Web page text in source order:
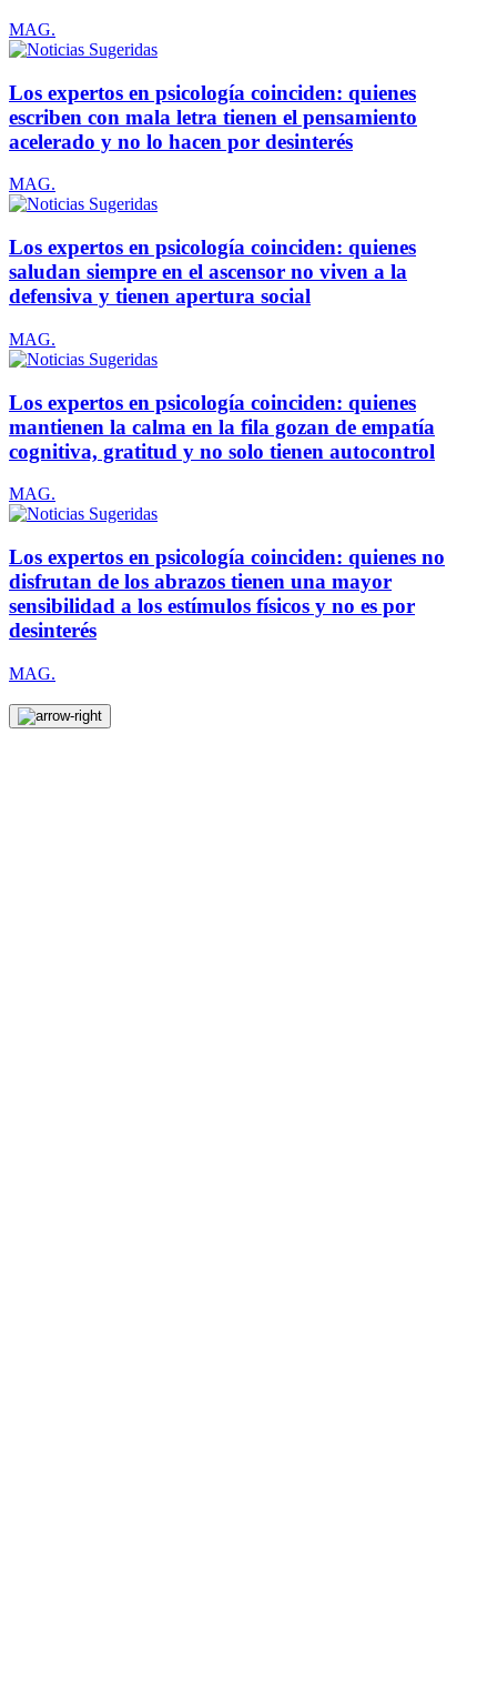
MAG.
Los expertos en psicología coinciden: quienes
escriben con mala letra tienen el pensamiento
acelerado y no lo hacen por desinterés
MAG.
Los expertos en psicología coinciden: quienes
saludan siempre en el ascensor no viven a la
defensiva y tienen apertura social
MAG.
Los expertos en psicología coinciden: quienes
mantienen la calma en la fila gozan de empatía
cognitiva, gratitud y no solo tienen autocontrol
MAG.
Los expertos en psicología coinciden: quienes no
disfrutan de los abrazos tienen una mayor
sensibilidad a los estímulos físicos y no es por
desinterés
MAG.